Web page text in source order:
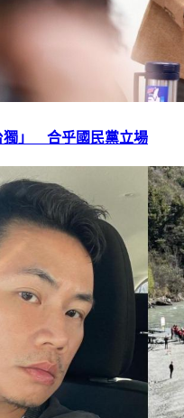
獨」 合乎國民黨立場